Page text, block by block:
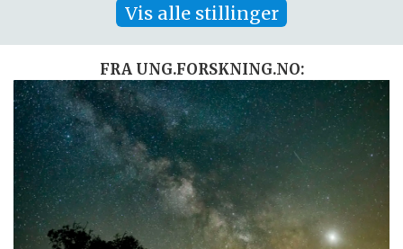
Vis alle stillinger
FRA UNG.FORSKNING.NO: